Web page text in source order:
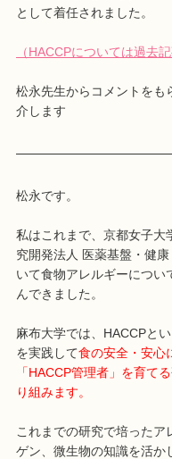
として着任されました。
（HACCPについては過去
松永先生からコメントをも
介します
松永です。
私はこれまで、京都女子大
究開発法人 医薬基盤・健
いて食物アレルギーについ
んできました。
麻布大学では、HACCPと
を実践して食の安全・安心
「HACCP管理者」を育て
り組みます。
これまでの研究で培ったア
ゲン、微生物の知識を活か